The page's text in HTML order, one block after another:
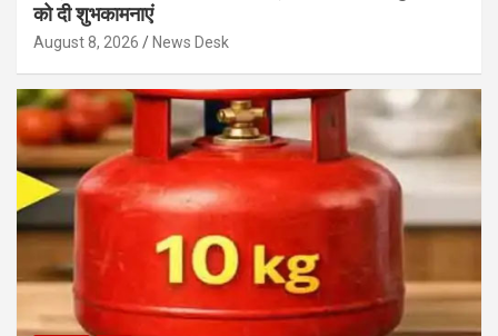
को दी शुभकामनाएं
August 8, 2026 News Desk